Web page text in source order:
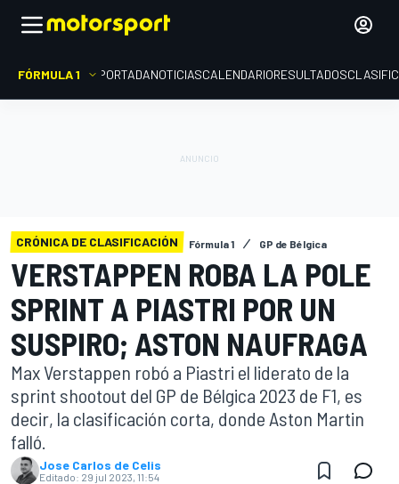
FÓRMULA 1 PORTADANOTICIASCALENDARIORESULTADOS
CRÓNICA DE CLASIFICACIÓN Fórmula 1 GP de Bélgica
VERSTAPPEN ROBA LA POLE
SPRINT A PIASTRI POR UN
SUSPIRO; ASTON NAUFRAGA
Max Verstappen robó a Piastri el liderato de la
sprint shootout del GP de Bélgica 2023 de F1, es
decir, la clasificación corta, donde Aston Martin
falló.
Jose Carlos de Celis
Editado: 29 jul 2023, 11:54